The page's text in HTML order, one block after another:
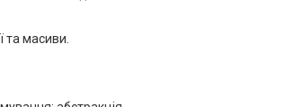
та масиви.